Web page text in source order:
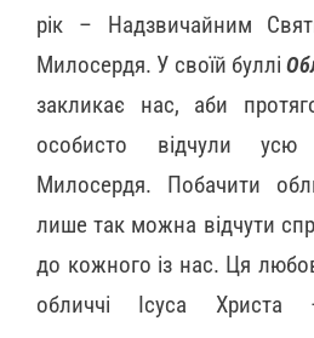
рік – Надзвичайним
Милосердя. У своїй буллі
закликає нас, аби
особисто відчули
Милосердя. Побачити
лише так можна відчути
до кожного із нас. Ця
обличчі Ісуса